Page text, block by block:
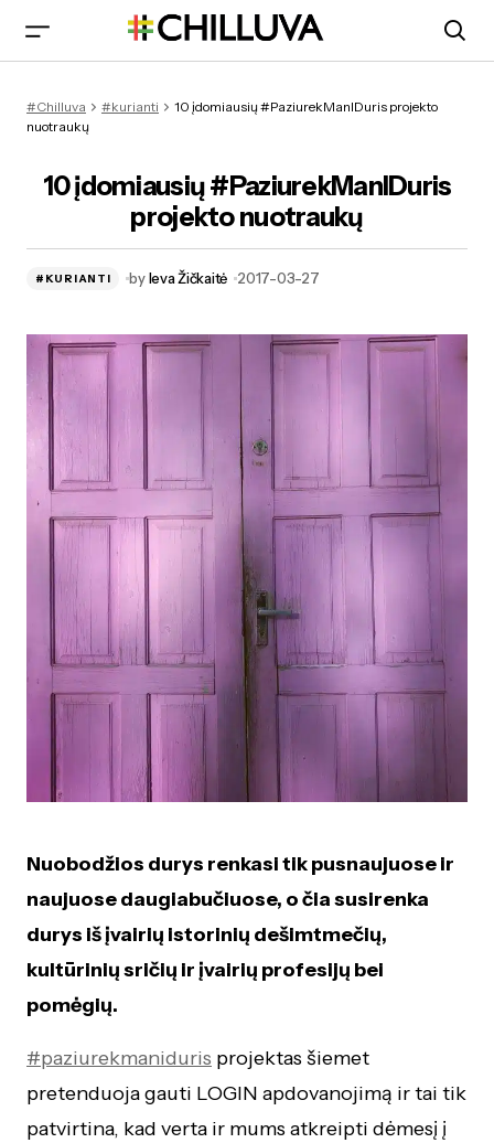
#Chilluva #kurianti
10 įdomiausių #PaziurekManIDuris projekto
nuotraukų
10 įdomiausių #PaziurekManIDuris
projekto nuotraukų
#KURIANTI by Ieva Žičkaitė 2017-03-27
Nuobodžios durys renkasi tik pusnaujuose ir
naujuose daugiabučiuose, o čia susirenka
durys iš įvairių istorinių dešimtmečių,
kultūrinių sričių ir įvairių profesijų bei
pomėgių.
#paziurekmaniduris projektas šiemet
pretenduoja gauti LOGIN apdovanojimą ir tai tik
patvirtina, kad verta ir mums atkreipti dėmesį į